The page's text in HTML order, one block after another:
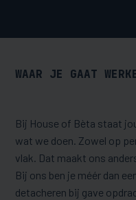
WAAR JE GAAT
Bij House of Bèta staat
wat we doen. Zowel op
vlak. Dat maakt ons
Bij ons ben je méér dan
detacheren bij gave